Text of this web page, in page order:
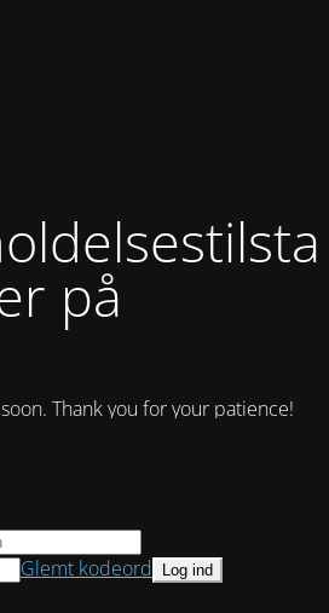
på
Thank you for your patience!
Glemt kodeord